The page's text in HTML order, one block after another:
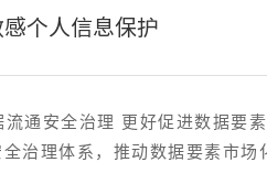
个人信息保护
通安全治理 更好促进数据要素
治理体系，推动数据要素市场